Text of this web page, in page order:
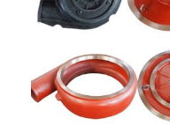
Wszystkie przypadki
Blog
porozmawiaj teraz